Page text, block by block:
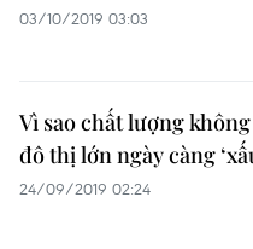
03/10/2019 03:03
Vì sao chất lượng
đô thị lớn ngày càng
24/09/2019 02:24